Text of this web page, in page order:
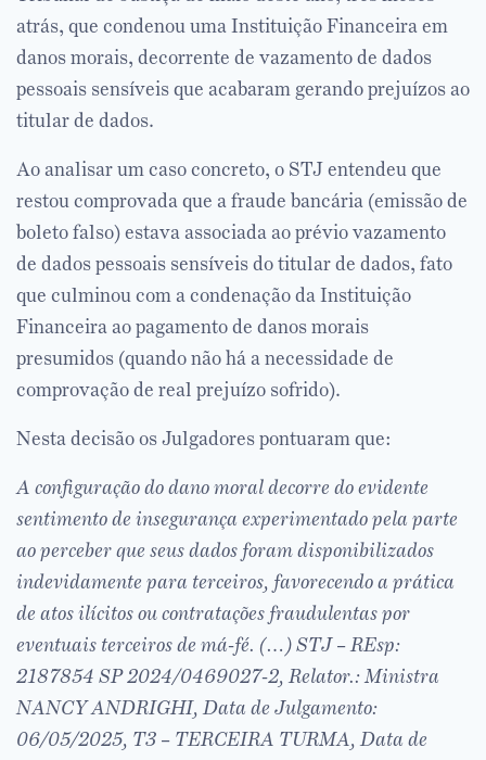
atrás, que condenou uma Instituição Financeira em
danos morais, decorrente de vazamento de dados
pessoais sensíveis que acabaram gerando prejuízos ao
titular de dados.
Ao analisar um caso concreto, o STJ entendeu que
restou comprovada que a fraude bancária (emissão de
boleto falso) estava associada ao prévio vazamento
de dados pessoais sensíveis do titular de dados, fato
que culminou com a condenação da Instituição
Financeira ao pagamento de danos morais
presumidos (quando não há a necessidade de
comprovação de real prejuízo sofrido).
Nesta decisão os Julgadores pontuaram que:
A configuração do dano moral decorre do evidente
sentimento de insegurança experimentado pela parte
ao perceber que seus dados foram disponibilizados
indevidamente para terceiros, favorecendo a prática
de atos ilícitos ou contratações fraudulentas por
eventuais terceiros de má-fé. (…) STJ – REsp:
2187854 SP 2024/0469027-2, Relator.: Ministra
NANCY ANDRIGHI, Data de Julgamento:
06/05/2025, T3 – TERCEIRA TURMA, Data de